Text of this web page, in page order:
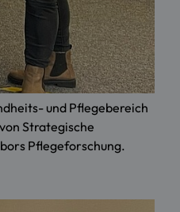
und Pflegebereich
Strategische
Pflegeforschung.